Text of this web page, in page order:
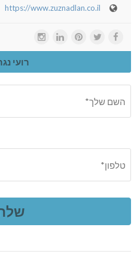
https://www.zuznadlan.co.il
רועי